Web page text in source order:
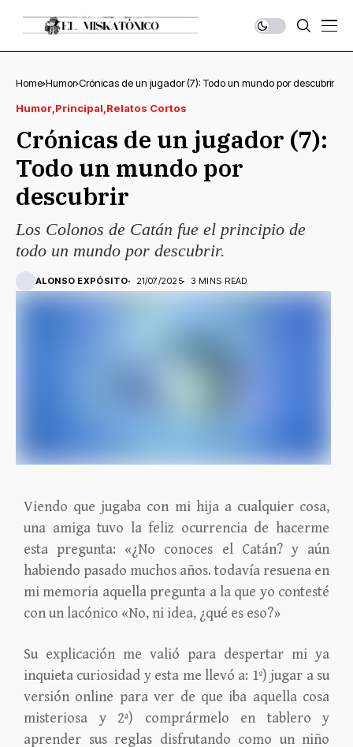
Home Humor Crónicas de un jugador (7): Todo un mundo por descubrir
Humor Principal Relatos Cortos
Crónicas de un jugador (7):
Todo un mundo por
descubrir
Los Colonos de Catán fue el principio de
todo un mundo por descubrir.
ALONSO EXPÓSITO 21/07/2025 3 MINS READ
Viendo que jugaba con mi hija a cualquier cosa,
una amiga tuvo la feliz ocurrencia de hacerme
esta pregunta: «¿No conoces el Catán? y aún
habiendo pasado muchos años. todavía resuena en
mi memoria aquella pregunta a la que yo contesté
con un lacónico «No, ni idea, ¿qué es eso?»
Su explicación me valió para despertar mi ya
inquieta curiosidad y esta me llevó a: 1º) jugar a su
versión online para ver de que iba aquella cosa
misteriosa y 2ª) comprármelo en tablero y
aprender sus reglas disfrutando como un niño